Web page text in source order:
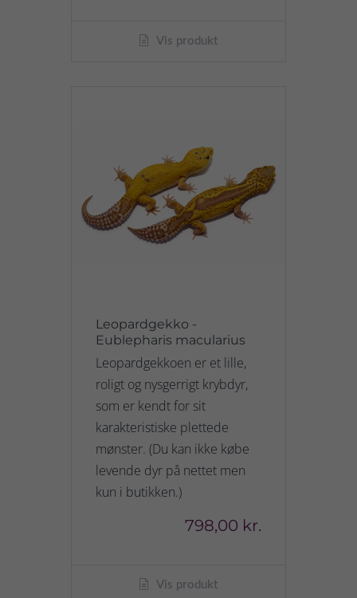
Vis produkt
Leopardgekko -
Eublepharis macularius
Leopardgekkoen er et lille,
roligt og nysgerrigt krybdyr,
som er kendt for sit
karakteristiske plettede
mønster. (Du kan ikke købe
levende dyr på nettet men
kun i butikken.)
798,00 kr.
Vis produkt